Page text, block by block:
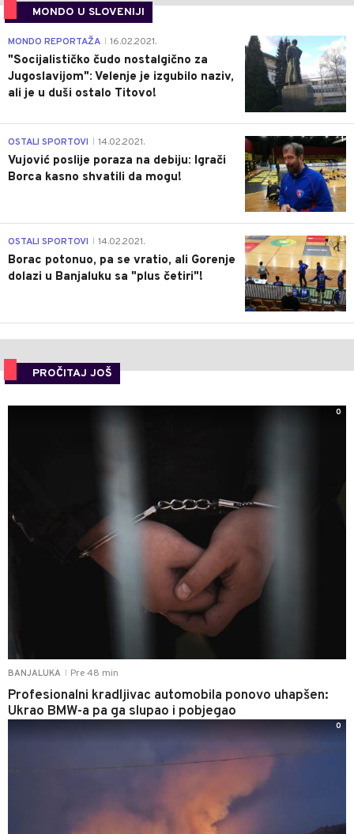
MONDO U SLOVENIJI
4
MONDO REPORTAŽA 16.02.2021.
"Socijalističko čudo nostalgično za
Jugoslavijom": Velenje je izgubilo naziv,
ali je u duši ostalo Titovo!
1
OSTALI SPORTOVI 14.02.2021.
Vujović poslije poraza na debiju: Igrači
Borca kasno shvatili da mogu!
3
OSTALI SPORTOVI 14.02.2021.
Borac potonuo, pa se vratio, ali Gorenje
dolazi u Banjaluku sa "plus četiri"!
PROČITAJ JOŠ
BANJALUKA Pre 48 min
Profesionalni kradljivac automobila ponovo uhapšen:
Ukrao BMW-a pa ga slupao i pobjegao
0
0